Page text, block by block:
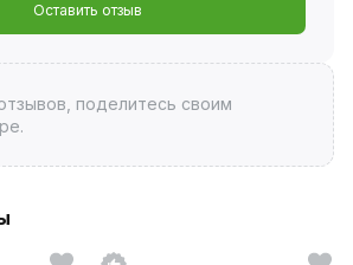
Оставить отзыв
поделитесь своим